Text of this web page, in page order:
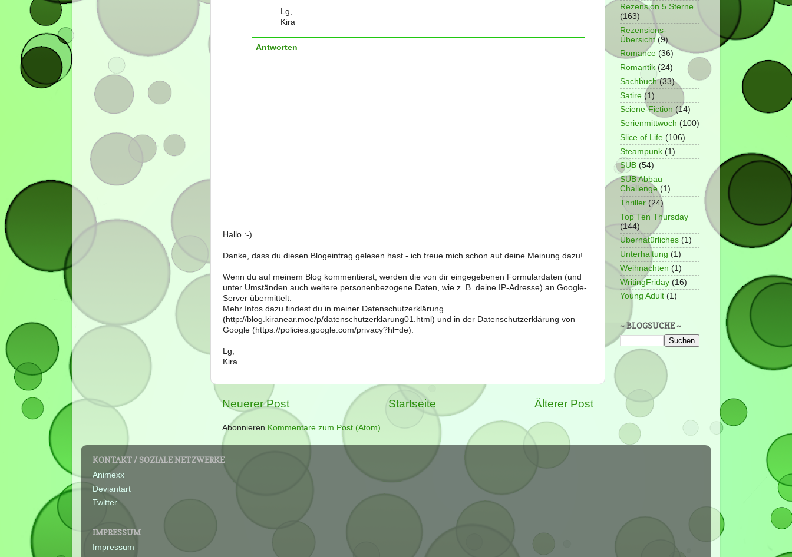
Lg,
Kira
Antworten
Hallo :-)
Danke, dass du diesen Blogeintrag gelesen hast - ich freue mich schon auf deine Meinung dazu!
Wenn du auf meinem Blog kommentierst, werden die von dir eingegebenen Formulardaten (und
unter Umständen auch weitere personenbezogene Daten, wie z. B. deine IP-Adresse) an Google-
Server übermittelt.
Mehr Infos dazu findest du in meiner Datenschutzerklärung
(http://blog.kiranear.moe/p/datenschutzerklarung01.html) und in der Datenschutzerklärung von
Google (https://policies.google.com/privacy?hl=de).
Lg,
Kira
Neuerer Post Älterer Post
Startseite
Abonnieren Kommentare zum Post (Atom)
Rezension 5 Sterne
(163)
Rezensions-
Übersicht (9)
Romance (36)
Romantik (24)
Sachbuch (33)
Satire (1)
Sciene-Fiction (14)
Serienmittwoch (100)
Slice of Life (106)
Steampunk (1)
SUB (54)
SUB Abbau
Challenge (1)
Thriller (24)
Top Ten Thursday
(144)
Übernatürliches (1)
Unterhaltung (1)
Weihnachten (1)
WritingFriday (16)
Young Adult (1)
~ BLOGSUCHE ~
KONTAKT / SOZIALE NETZWERKE
Animexx
Deviantart
Twitter
IMPRESSUM
Impressum